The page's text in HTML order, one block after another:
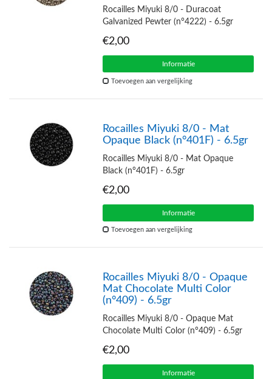
Rocailles Miyuki 8/0 - Duracoat
Galvanized Pewter (n°4222) - 6.5gr
€2,00
Informatie
Toevoegen aan vergelijking
Rocailles Miyuki 8/0 - Mat
Opaque Black (n°401F) - 6.5gr
Rocailles Miyuki 8/0 - Mat Opaque
Black (n°401F) - 6.5gr
€2,00
Informatie
Toevoegen aan vergelijking
Rocailles Miyuki 8/0 - Opaque
Mat Chocolate Multi Color
(n°409) - 6.5gr
Rocailles Miyuki 8/0 - Opaque Mat
Chocolate Multi Color (n°409) - 6.5gr
€2,00
Informatie